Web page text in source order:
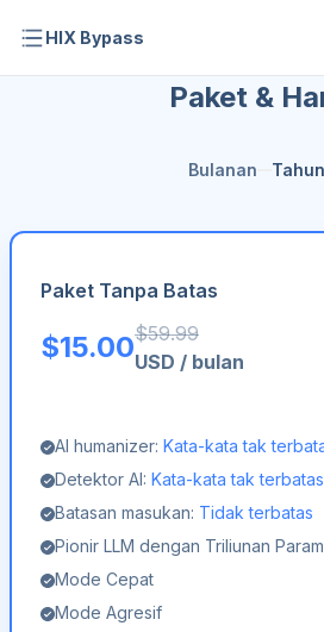
HIX Bypass
Paket &
Bulanan
Paket Tanpa Batas
$15.00$59.99
USD / bulan
AI humanizer: Kata-kata tak
Detektor AI: Kata-kata tak terbatas
Batasan masukan: Tidak terbatas
Pionir LLM dengan Triliunan
Mode Cepat
Mode Agresif